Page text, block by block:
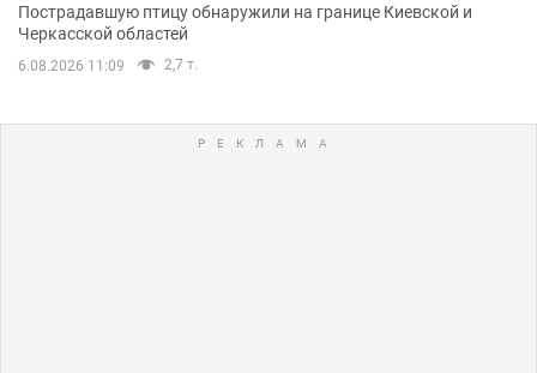
Пострадавшую птицу обнаружили на границе Киевской и
Черкасской областей
6.08.2026 11:09 2,7 т.